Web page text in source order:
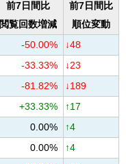
前7日間比
閲覧回数増減
前7日間比
順位変動
-50.00%
↓48
-33.33%
↓23
-81.82%
↓189
+33.33%
↑17
0.00%
↑4
0.00%
↑4